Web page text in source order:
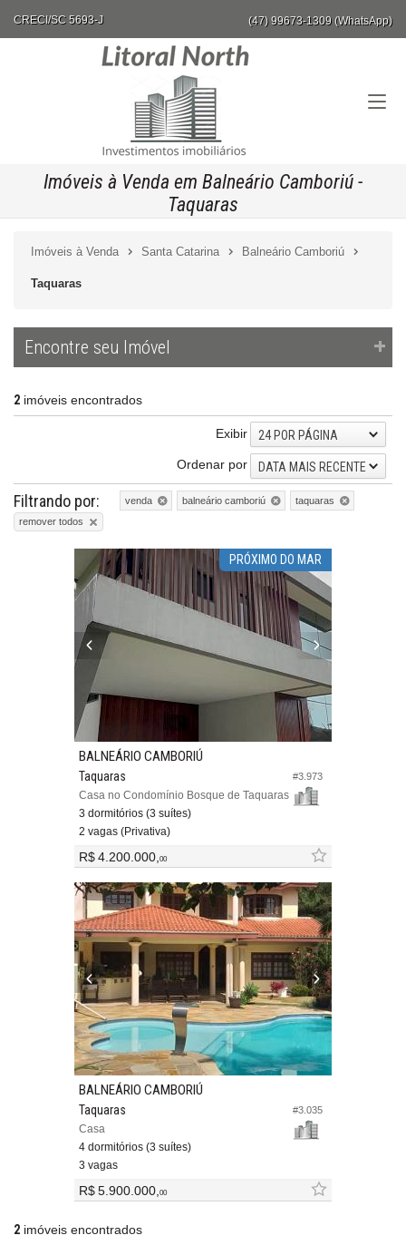
CRECI/SC 5693-J (47) 99673-1309 (WhatsApp)
Imóveis à Venda em Balneário Camboriú -
Taquaras
Imóveis à Venda Santa Catarina Balneário Camboriú
Taquaras
Encontre seu Imóvel
2 imóveis encontrados
Exibir
24 POR PÁGINA
Ordenar por
DATA MAIS RECENTE
Filtrando por: venda balneário camboriú
taquaras
remover todos
PRÓXIMO DO MAR
#3.973
BALNEÁRIO CAMBORIÚ
Taquaras
Casa no Condomínio Bosque de Taquaras
3 dormitórios (3 suítes)
2 vagas (Privativa)
R$ 4.200.000,00
#3.035
BALNEÁRIO CAMBORIÚ
Taquaras
Casa
4 dormitórios (3 suítes)
3 vagas
R$ 5.900.000,00
2 imóveis encontrados